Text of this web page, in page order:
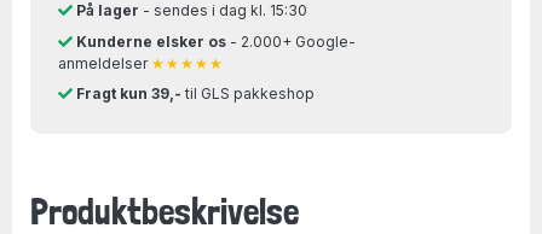
På lager - sendes i dag kl. 15:30
Kunderne elsker os- 2.000+ Google-
anmeldelser ★★★★★
Fragt kun 39,- til GLS pakkeshop
Produktbeskrivelse